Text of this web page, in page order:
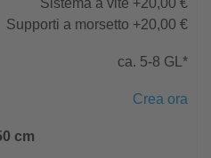
Sistema a vite +20,00 €
Supporti a morsetto +20,00 €
ca. 5-8 GL*
Crea ora
cm